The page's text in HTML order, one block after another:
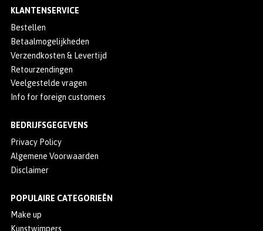
KLANTENSERVICE
Bestellen
Betaalmogelijkheden
Verzendkosten & Levertijd
Retourzendingen
Veelgestelde vragen
Info for foreign customers
BEDRIJFSGEGEVENS
Privacy Policy
Algemene Voorwaarden
Disclaimer
POPULAIRE CATEGORIEËN
Make up
Kunstwimpers